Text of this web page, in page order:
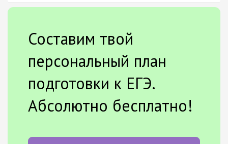
Составим твой
персональный план
подготовки к ЕГЭ.
Абсолютно бесплатно!